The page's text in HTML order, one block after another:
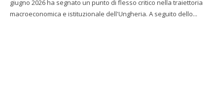
giugno 2026 ha segnato un punto di flesso critico nella traiettoria
macroeconomica e istituzionale dell'Ungheria. A seguito dello...